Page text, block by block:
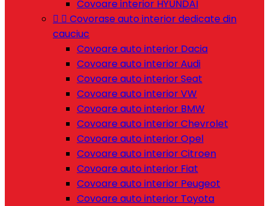
Covoare interior HYUNDAI
  Covorase auto interior dedicate din
cauciuc
Covoare auto interior Dacia
Covoare auto interior Audi
Covoare auto interior Seat
Covoare auto interior VW
Covoare auto interior BMW
Covoare auto interior Chevrolet
Covoare auto interior Opel
Covoare auto interior Citroen
Covoare auto interior Fiat
Covoare auto interior Peugeot
Covoare auto interior Toyota